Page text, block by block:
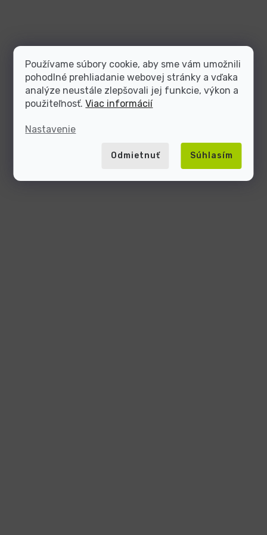
Používame súbory cookie, aby sme vám umožnili
pohodlné prehliadanie webovej stránky a vďaka
analýze neustále zlepšovali jej funkcie, výkon a
použiteľnosť.Viac informácií
Nastavenie
Odmietnuť Súhlasím